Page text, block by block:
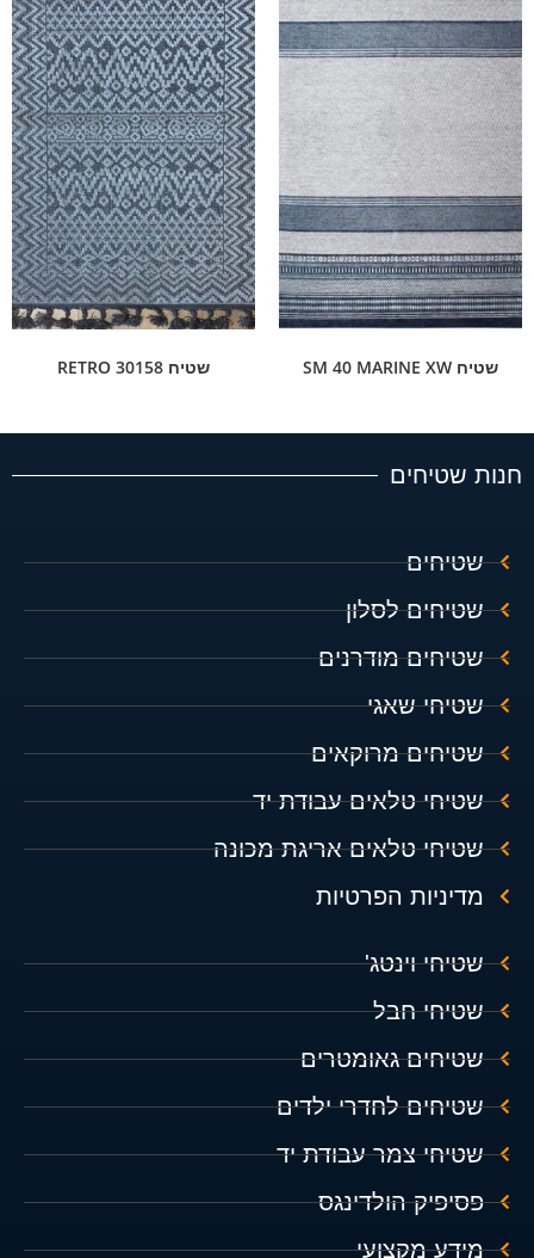
שטיח SM 40 MARINE XW שטיח RETRO 30158
חנות שטיחים
שטיחים
שטיחים לסלון
שטיחים מודרנים
שטיחי שאגי
שטיחים מרוקאים
שטיחי טלאים עבודת יד
שטיחי טלאים אריגת מכונה
מדיניות הפרטיות
שטיחי וינטג'
שטיחי חבל
שטיחים גאומטרים
שטיחים לחדרי ילדים
שטיחי צמר עבודת יד
פסיפיק הולדינגס
מידע מקצועי